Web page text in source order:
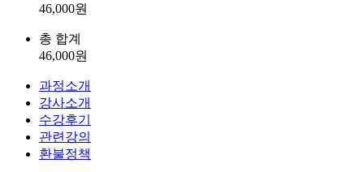
46,000원
총 합계
46,000원
과정소개
강사소개
수강후기
관련강의
환불정책